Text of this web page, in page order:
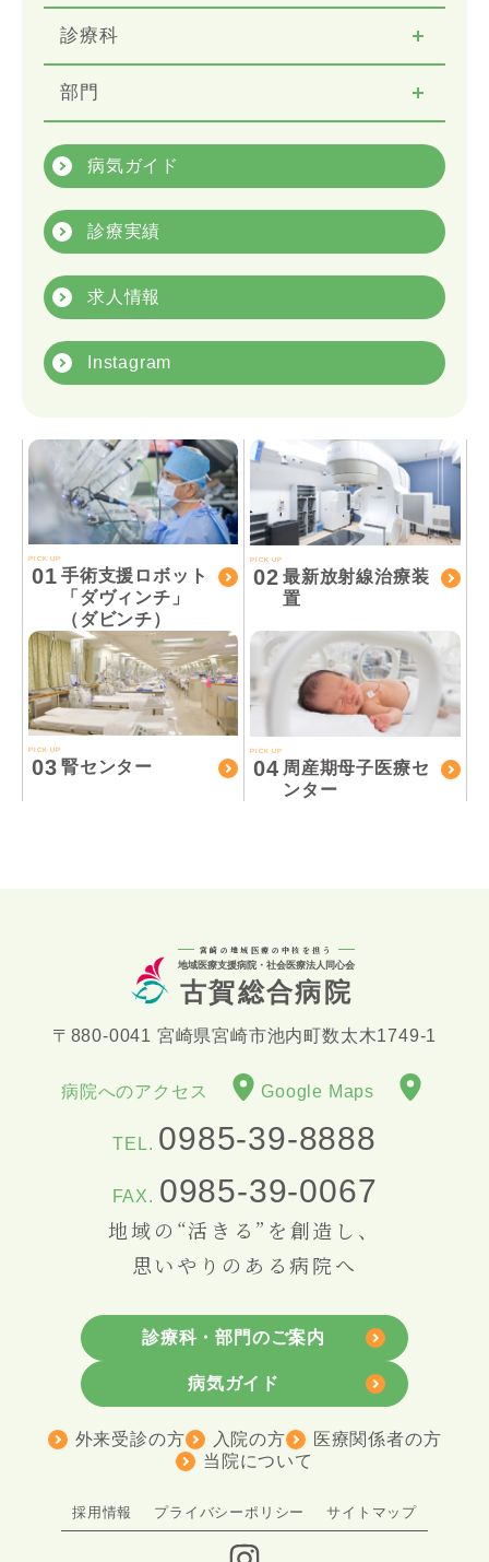
診療科
部門
病気ガイド
診療実績
求人情報
Instagram
PICK UP
01 手術支援ロボット
「ダヴィンチ」
（ダビンチ）
PICK UP
02 最新放射線治療装
置
PICK UP
03 腎センター
PICK UP
04 周産期母子医療セ
ンター
宮崎の地域医療の中核を担う
地域医療支援病院・社会医療法人同心会
古賀総合病院
〒880-0041 宮崎県宮崎市池内町数太木1749-1
病院へのアクセス Google Maps
TEL. 0985-39-8888
FAX. 0985-39-0067
地域の“活きる”を創造し、
思いやりのある病院へ
診療科・部門のご案内
病気ガイド
外来受診の方 入院の方
医療関係者の方
当院について
採用情報 プライバシーポリシー サイトマップ